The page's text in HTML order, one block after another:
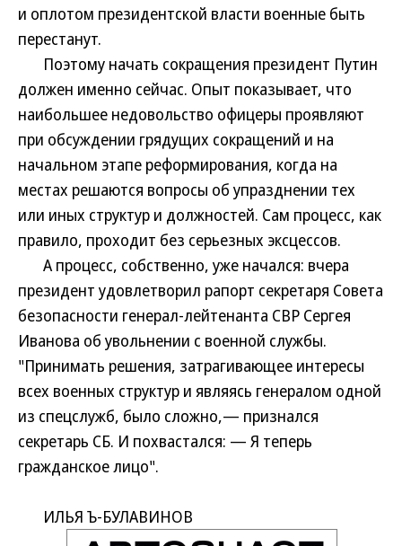
и оплотом президентской власти военные быть
перестанут.
Поэтому начать сокращения президент Путин
должен именно сейчас. Опыт показывает, что
наибольшее недовольство офицеры проявляют
при обсуждении грядущих сокращений и на
начальном этапе реформирования, когда на
местах решаются вопросы об упразднении тех
или иных структур и должностей. Сам процесс, как
правило, проходит без серьезных эксцессов.
А процесс, собственно, уже начался: вчера
президент удовлетворил рапорт секретаря Совета
безопасности генерал-лейтенанта СВР Сергея
Иванова об увольнении с военной службы.
"Принимать решения, затрагивающее интересы
всех военных структур и являясь генералом одной
из спецслужб, было сложно,— признался
секретарь СБ. И похвастался: — Я теперь
гражданское лицо".
ИЛЬЯ Ъ-БУЛАВИНОВ